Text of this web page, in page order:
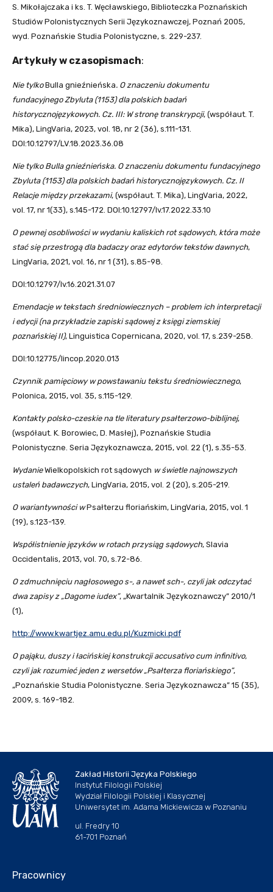
S. Mikołajczaka i ks. T. Węcławskiego, Biblioteczka Poznańskich
Studiów Polonistycznych Serii Językoznawczej, Poznań 2005,
wyd. Poznańskie Studia Polonistyczne, s. 229-237.
Artykuły w czasopismach:
Nie tylkoBulla gnieźnieńska. O znaczeniu dokumentu
fundacyjnego Zbyluta (1153) dla polskich badań
historycznojęzykowych. Cz. III: W stronę transkrypcji, (współaut. T.
Mika), LingVaria, 2023, vol. 18, nr 2 (36), s.111-131.
DOI:10.12797/LV.18.2023.36.08
Nie tylko Bulla gnieźnieńska. O znaczeniu dokumentu fundacyjnego
Zbyluta (1153) dla polskich badań historycznojęzykowych. Cz. II
Relacje między przekazami, (współaut. T. Mika), LingVaria, 2022,
vol. 17, nr 1(33), s.145-172. DOI:10.12797/lv.17.2022.33.10
O pewnej osobliwości w wydaniu kaliskich rot sądowych, która może
stać się przestrogą dla badaczy oraz edytorów tekstów dawnych,
LingVaria, 2021, vol. 16, nr 1 (31), s.85-98.
DOI:10.12797/lv.16.2021.31.07
Emendacje w tekstach średniowiecznych – problem ich interpretacji
i edycji (na przykładzie zapiski sądowej z księgi ziemskiej
poznańskiej II), Linguistica Copernicana, 2020, vol. 17, s.239-258.
DOI:10.12775/lincop.2020.013
Czynnik pamięciowy w powstawaniu tekstu średniowiecznego,
Polonica, 2015, vol. 35, s.115-129.
Kontakty polsko-czeskie na tle literatury psałterzowo-biblijnej,
(współaut. K. Borowiec, D. Masłej), Poznańskie Studia
Polonistyczne. Seria Językoznawcza, 2015, vol. 22 (1), s.35-53.
WydanieWielkopolskich rot sądowych w świetle najnowszych
ustaleń badawczych, LingVaria, 2015, vol. 2 (20), s.205-219.
O wariantywności wPsałterzu floriańskim, LingVaria, 2015, vol. 1
(19), s.123-139.
Współistnienie języków w rotach przysiąg sądowych, Slavia
Occidentalis, 2013, vol. 70, s.72-86.
O zdmuchnięciu nagłosowego s-, a nawet sch-, czyli jak odczytać
dwa zapisy z „Dagome iudex”, „Kwartalnik Językoznawczy” 2010/1
(1),
http://www.kwartjez.amu.edu.pl/Kuzmicki.pdf
O pająku, duszy i łacińskiej konstrukcji accusativo cum infinitivo,
czyli jak rozumieć jeden z wersetów „Psałterza floriańskiego”,
„Poznańskie Studia Polonistyczne. Seria Językoznawcza” 15 (35),
2009, s. 169-182.
Zakład Historii Języka Polskiego
Instytut Filologii Polskiej
Wydział Filologii Polskiej i Klasycznej
Uniwersytet im. Adama Mickiewicza w Poznaniu
ul. Fredry 10
61-701 Poznań
Pracownicy